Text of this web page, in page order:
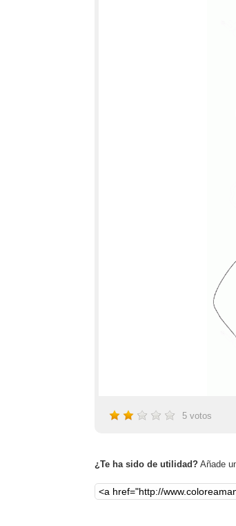
5 votos
¿Te ha sido de utilidad? Añade